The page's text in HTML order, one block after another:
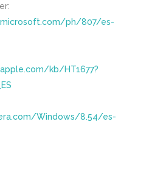
ph/807/es-
kb/HT1677?
Windows/8.54/es-